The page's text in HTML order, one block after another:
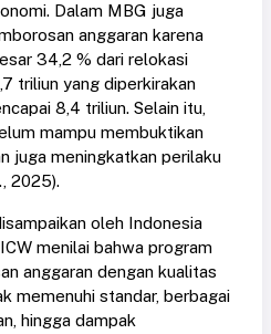
Dalam MBG juga
anggaran karena
34,2 % dari relokasi
triliun yang diperkirakan
8,4 triliun. Selain itu,
mampu membuktikan
juga meningkatkan perilaku
2025).
oleh Indonesia
menilai bahwa program
anggaran dengan kualitas
memenuhi standar, berbagai
hingga dampak